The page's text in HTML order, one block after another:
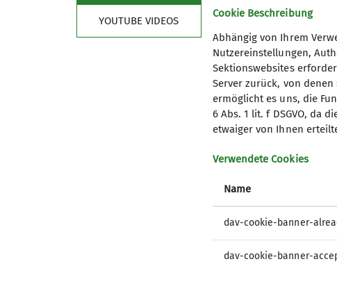
YOUTUBE VIDEOS
Cookie Beschreibung
Abhängig von Ihrem
Nutzereinstellungen,
Sektionswebsites
Server zurück, von
ermöglicht es uns, die
6 Abs. 1 lit. f DSGVO, da
etwaiger von Ihnen
Verwendete Cookies
Name
dav-cookie-banner-
dav-cookie-banner-